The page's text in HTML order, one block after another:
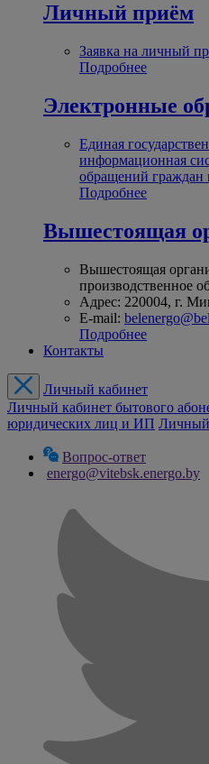
Личный приём
Заявка на личный
Подробнее
Электронные
Единая
информационная
обращений
Подробнее
Вышестоящая
Вышестоящая
производственное
Адрес: 220004, г.
E-mail:
Подробнее
Контакты
Личный кабинет
Личный кабинет бытового
юридических лиц и ИП Личный
Вопрос-ответ
energo@vitebsk.energo.by